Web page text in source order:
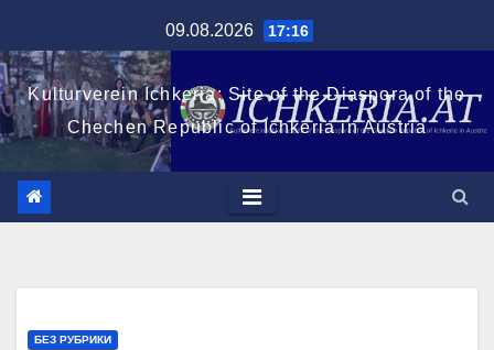
Inhalt
springen
09.08.2026 17:16
Kulturverein Ichkeria: Site of the Diaspora of the
Chechen Republic of Ichkeria in Austria
БЕЗ РУБРИКИ